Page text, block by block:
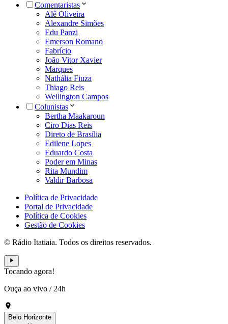
Comentaristas
Alê Oliveira
Alexandre Simões
Edu Panzi
Emerson Romano
Fabrício
João Vitor Xavier
Marques
Nathália Fiuza
Thiago Reis
Wellington Campos
Colunistas
Bertha Maakaroun
Ciro Dias Reis
Direto de Brasília
Edilene Lopes
Eduardo Costa
Poder em Minas
Rita Mundim
Valdir Barbosa
Política de Privacidade
Portal de Privacidade
Política de Cookies
Gestão de Cookies
© Rádio Itatiaia. Todos os direitos reservados.
Tocando agora!
Ouça ao vivo / 24h
Belo Horizonte